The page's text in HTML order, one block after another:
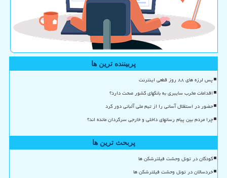
پربیننده ترین ها
پس لرزه های ۸۸ روز قطعی اینترنت
اقدامات مخرب سایبری به بانکهای کشور صحت دارد؟
حضور در استقلال آسانی را از تیم ملی آلبانی دور کرد
چرا مردم بین پیام رسانهای داخلی و خارجی سرگردان مانده اند؟
پربحث ترین ها
کودکان در تونل وحشت فیلترشکن ها
خردسالان در تونل وحشت فیلترشکن ها